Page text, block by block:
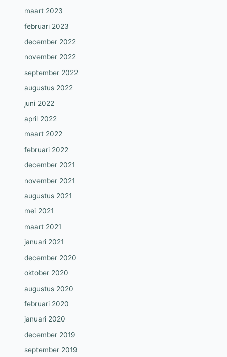
maart 2023
februari 2023
december 2022
november 2022
september 2022
augustus 2022
juni 2022
april 2022
maart 2022
februari 2022
december 2021
november 2021
augustus 2021
mei 2021
maart 2021
januari 2021
december 2020
oktober 2020
augustus 2020
februari 2020
januari 2020
december 2019
september 2019